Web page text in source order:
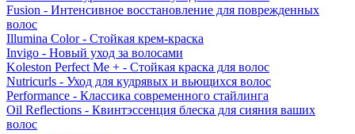
Fusion - Интенсивное восстановление для поврежденных
волос
Illumina Color - Стойкая крем-краска
Invigo - Новый уход за волосами
Koleston Perfect Me + - Стойкая краска для волос
Nutricurls - Уход для кудрявых и вьющихся волос
Performance - Классика современного стайлинга
Oil Reflections - Квинтэссенция блеска для сияния ваших
волос